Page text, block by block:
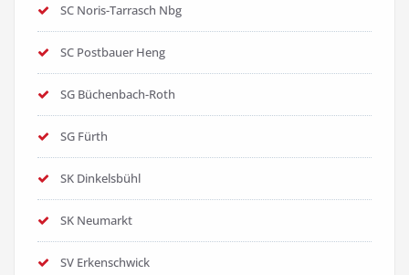
SC Noris-Tarrasch Nbg
SC Postbauer Heng
SG Büchenbach-Roth
SG Fürth
SK Dinkelsbühl
SK Neumarkt
SV Erkenschwick